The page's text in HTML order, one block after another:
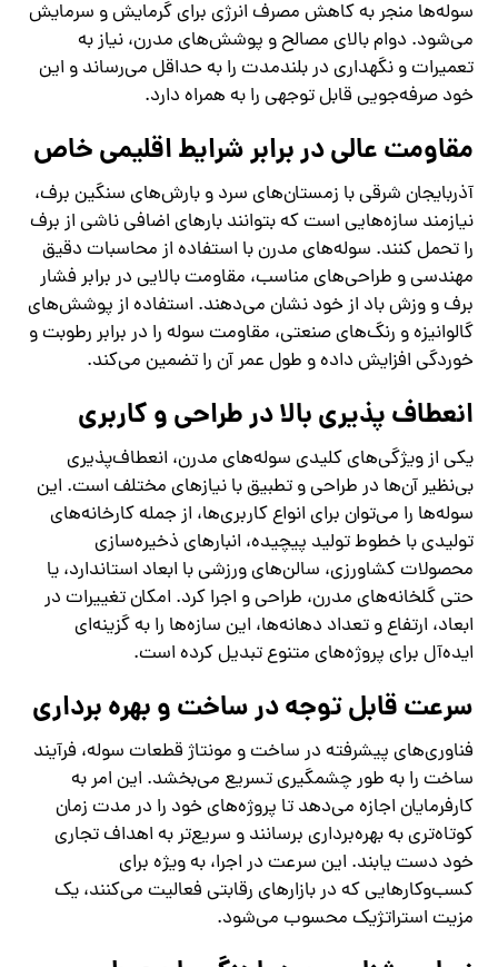
سوله‌ها منجر به کاهش مصرف انرژی برای گرمایش و سرمایش
می‌شود. دوام بالای مصالح و پوشش‌های مدرن، نیاز به
تعمیرات و نگهداری در بلندمدت را به حداقل می‌رساند و این
خود صرفه‌جویی قابل توجهی را به همراه دارد.
مقاومت عالی در برابر شرایط اقلیمی خاص
آذربایجان شرقی با زمستان‌های سرد و بارش‌های سنگین برف،
نیازمند سازه‌هایی است که بتوانند بارهای اضافی ناشی از برف
را تحمل کنند. سوله‌های مدرن با استفاده از محاسبات دقیق
مهندسی و طراحی‌های مناسب، مقاومت بالایی در برابر فشار
برف و وزش باد از خود نشان می‌دهند. استفاده از پوشش‌های
گالوانیزه و رنگ‌های صنعتی، مقاومت سوله را در برابر رطوبت و
خوردگی افزایش داده و طول عمر آن را تضمین می‌کند.
انعطاف‌ پذیری بالا در طراحی و کاربری
یکی از ویژگی‌های کلیدی سوله‌های مدرن، انعطاف‌پذیری
بی‌نظیر آن‌ها در طراحی و تطبیق با نیازهای مختلف است. این
سوله‌ها را می‌توان برای انواع کاربری‌ها، از جمله کارخانه‌های
تولیدی با خطوط تولید پیچیده، انبارهای ذخیره‌سازی
محصولات کشاورزی، سالن‌های ورزشی با ابعاد استاندارد، یا
حتی گلخانه‌های مدرن، طراحی و اجرا کرد. امکان تغییرات در
ابعاد، ارتفاع و تعداد دهانه‌ها، این سازه‌ها را به گزینه‌ای
ایده‌آل برای پروژه‌های متنوع تبدیل کرده است.
سرعت قابل توجه در ساخت و بهره ‌برداری
فناوری‌های پیشرفته در ساخت و مونتاژ قطعات سوله، فرآیند
ساخت را به طور چشمگیری تسریع می‌بخشد. این امر به
کارفرمایان اجازه می‌دهد تا پروژه‌های خود را در مدت زمان
کوتاه‌تری به بهره‌برداری برسانند و سریع‌تر به اهداف تجاری
خود دست یابند. این سرعت در اجرا، به ویژه برای
کسب‌وکارهایی که در بازارهای رقابتی فعالیت می‌کنند، یک
مزیت استراتژیک محسوب می‌شود.